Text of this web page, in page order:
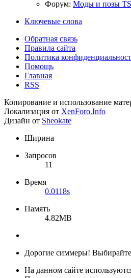
Форум: Моды и позы
Ключевые слова
Обратная связь
Правила сайта
Политика
Помощь
Главная
RSS
Копирование и использование
Локализация от XenForo.Info
Дизайн от Sheokate
Ширина
Запросов
11
Время
0.0118s
Память
4.82MB
Дорогие симмеры!
На данном сайте